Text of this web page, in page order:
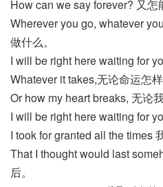
How can we say forever? 又怎
Wherever you go, whatever
做什么。
I will be right here waiting for
Whatever it takes,无论命运怎样
Or how my heart breaks, 无论
I will be right here waiting for
I took for granted all the times
That I thought would last
后。